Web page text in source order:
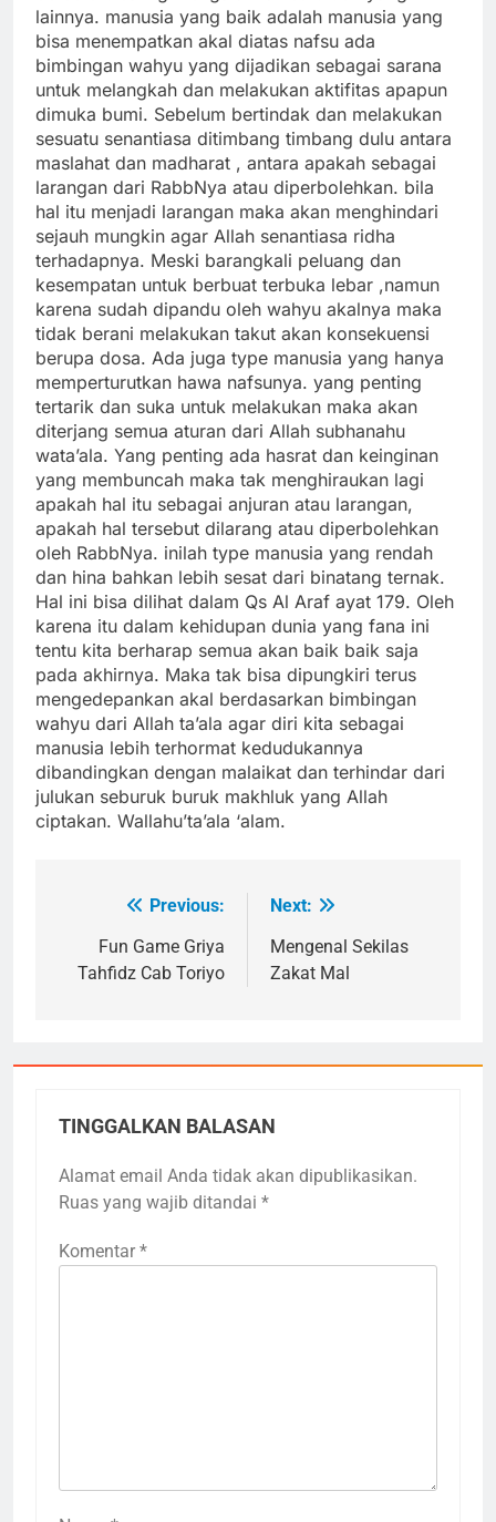
lainnya. manusia yang baik adalah manusia yang
bisa menempatkan akal diatas nafsu ada
bimbingan wahyu yang dijadikan sebagai sarana
untuk melangkah dan melakukan aktifitas apapun
dimuka bumi. Sebelum bertindak dan melakukan
sesuatu senantiasa ditimbang timbang dulu antara
maslahat dan madharat , antara apakah sebagai
larangan dari RabbNya atau diperbolehkan. bila
hal itu menjadi larangan maka akan menghindari
sejauh mungkin agar Allah senantiasa ridha
terhadapnya. Meski barangkali peluang dan
kesempatan untuk berbuat terbuka lebar ,namun
karena sudah dipandu oleh wahyu akalnya maka
tidak berani melakukan takut akan konsekuensi
berupa dosa. Ada juga type manusia yang hanya
memperturutkan hawa nafsunya. yang penting
tertarik dan suka untuk melakukan maka akan
diterjang semua aturan dari Allah subhanahu
wata’ala. Yang penting ada hasrat dan keinginan
yang membuncah maka tak menghiraukan lagi
apakah hal itu sebagai anjuran atau larangan,
apakah hal tersebut dilarang atau diperbolehkan
oleh RabbNya. inilah type manusia yang rendah
dan hina bahkan lebih sesat dari binatang ternak.
Hal ini bisa dilihat dalam Qs Al Araf ayat 179. Oleh
karena itu dalam kehidupan dunia yang fana ini
tentu kita berharap semua akan baik baik saja
pada akhirnya. Maka tak bisa dipungkiri terus
mengedepankan akal berdasarkan bimbingan
wahyu dari Allah ta’ala agar diri kita sebagai
manusia lebih terhormat kedudukannya
dibandingkan dengan malaikat dan terhindar dari
julukan seburuk buruk makhluk yang Allah
ciptakan. Wallahu’ta’ala ‘alam.
Navigasi
pos
Previous:
Fun Game Griya
Tahfidz Cab Toriyo
Next:
Mengenal Sekilas
Zakat Mal
TINGGALKAN BALASAN
Alamat email Anda tidak akan dipublikasikan.
Ruas yang wajib ditandai *
Komentar *
Berbagi
LAPORAN RAMADHAN